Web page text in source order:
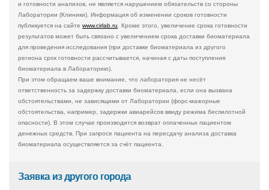
и готовности анализов, не является нарушением обязательств со стороны
Лаборатории (Клиники). Информация об изменении сроков готовности
публикуется на сайте www.cirlab.ru . Кроме этого, увеличение срока готовности
результатов может быть связано с увеличением срока доставки биоматериала
для проведения исследования (при доставке биоматериала из другого
региона срок готовности рассчитывается, начиная с даты поступления
биоматериала в Лабораторию).
При этом обращаем ваше внимание, что лаборатория не несёт
ответственность за задержку доставки биоматериала, если она вызвана
обстоятельствами, не зависящими от Лаборатории (форс-мажорные
обстоятельства, например, задержки авиарейсов ввиду режима беспилотной
опасности). В этом случае производится возврат оплаченных пациентом
денежных средств. При запросе пациента на пересдачу анализа доставка
биоматериала осуществляется за счёт пациента.
Заявка из другого города